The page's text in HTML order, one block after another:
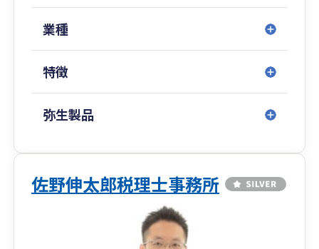
業種
特徴
弥生製品
佐野伸太郎税理士事務所